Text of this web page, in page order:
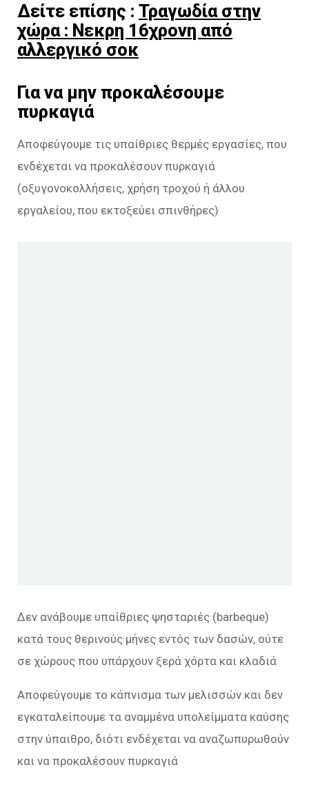
Δείτε επίσης : Τραγωδία στην
χώρα : Νεκρη 16χρονη από
αλλεργικό σοκ
Για να μην προκαλέσουμε
πυρκαγιά
Αποφεύγουμε τις υπαίθριες θερμές εργασίες, που
ενδέχεται να προκαλέσουν πυρκαγιά
(οξυγονοκολλήσεις, χρήση τροχού ή άλλου
εργαλείου, που εκτοξεύει σπινθήρες)
Δεν ανάβουμε υπαίθριες ψησταριές (barbeque)
κατά τους θερινούς μήνες εντός των δασών, ούτε
σε χώρους που υπάρχουν ξερά χόρτα και κλαδιά
Αποφεύγουμε το κάπνισμα των μελισσών και δεν
εγκαταλείπουμε τα αναμμένα υπολείμματα καύσης
στην ύπαιθρο, διότι ενδέχεται να αναζωπυρωθούν
και να προκαλέσουν πυρκαγιά